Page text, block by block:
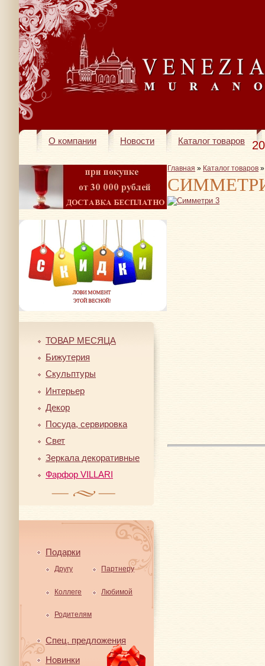
О компании Новости Каталог товаров
ТОВАР МЕСЯЦА
Бижутерия
Скульптуры
Интерьер
Декор
Посуда, сервировка
Свет
Зеркала декоративные
Фарфор VILLARI
Подарки
Другу Партнеру
Коллеге Любимой
Родителям
Спец. предложения
Новинки
Главная » Каталог товаров